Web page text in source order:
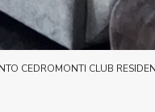
CEDROMONTI CLUB